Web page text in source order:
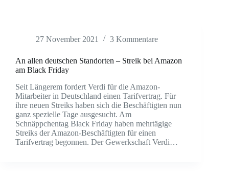
27 November 2021 3 Kommentare
An allen deutschen Standorten – Streik bei Amazon
am Black Friday
Seit Längerem fordert Verdi für die Amazon-
Mitarbeiter in Deutschland einen Tarifvertrag. Für
ihre neuen Streiks haben sich die Beschäftigten nun
ganz spezielle Tage ausgesucht. Am
Schnäppchentag Black Friday haben mehrtägige
Streiks der Amazon-Beschäftigten für einen
Tarifvertrag begonnen. Der Gewerkschaft Verdi…